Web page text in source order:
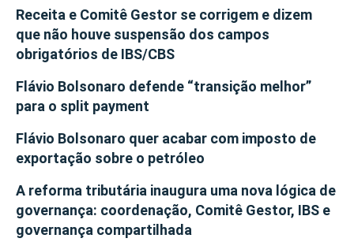
Receita e Comitê Gestor se corrigem e dizem
que não houve suspensão dos campos
obrigatórios de IBS/CBS
Flávio Bolsonaro defende “transição melhor”
para o split payment
Flávio Bolsonaro quer acabar com imposto de
exportação sobre o petróleo
A reforma tributária inaugura uma nova lógica de
governança: coordenação, Comitê Gestor, IBS e
governança compartilhada